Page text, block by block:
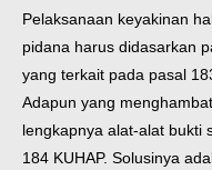
Pelaksanaan keyakinan
pidana harus didasarkan
yang terkait pada pasal
Adapun yang
lengkapnya alat-alat bukti
184 KUHAP. Solusinya